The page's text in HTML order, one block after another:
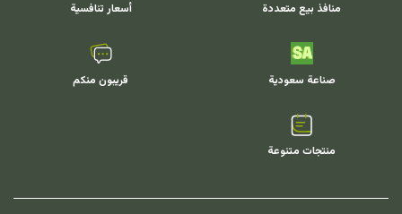
منافذ بيع متعددة أسعار تنافسية
صناعة سعودية قريبون منكم
منتجات متنوعة